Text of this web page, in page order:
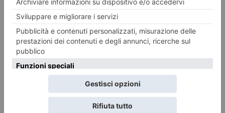
riso) e cuocete, coperto e a fuoco molto basso, per il tempo
indicato in etichetta (potrebbe essere anche di 1 h).
riposare in pentola, chiuso, per circa 40 minuti, in modo che
l’acqua eventualmente rimasta sul fondo finisca di essere
assorbita dal riso. Se non vi ricordate come cuocere i cereali,
andate a vedere anche la ricetta del miglio stufatosul blog.
FASE 2: IL RISOTTO IN MENO DI 10 MINUTI